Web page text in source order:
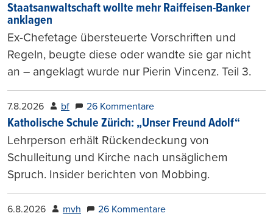
Staatsanwaltschaft wollte mehr Raiffeisen-Banker
anklagen
Ex-Chefetage übersteuerte Vorschriften und
Regeln, beugte diese oder wandte sie gar nicht
an – angeklagt wurde nur Pierin Vincenz. Teil 3.
7.8.2026 bf 26 Kommentare
Katholische Schule Zürich: „Unser Freund Adolf“
Lehrperson erhält Rückendeckung von
Schulleitung und Kirche nach unsäglichem
Spruch. Insider berichten von Mobbing.
6.8.2026 mvh 26 Kommentare